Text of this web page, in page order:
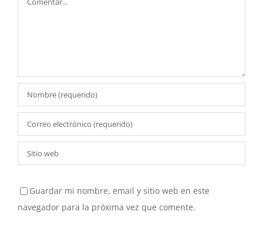
Guardar mi nombre, email y sitio web en este
navegador para la próxima vez que comente.